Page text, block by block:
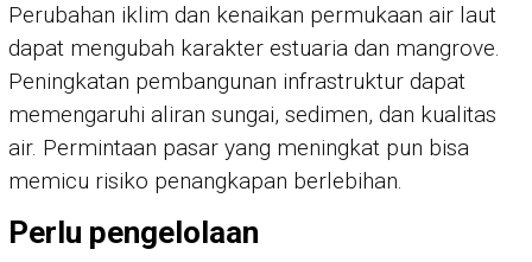
Perubahan iklim dan kenaikan permukaan air laut
dapat mengubah karakter estuaria dan mangrove.
Peningkatan pembangunan infrastruktur dapat
memengaruhi aliran sungai, sedimen, dan kualitas
air. Permintaan pasar yang meningkat pun bisa
memicu risiko penangkapan berlebihan.
Perlu pengelolaan